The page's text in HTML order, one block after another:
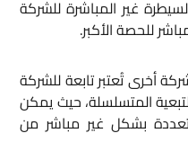
غير المباشرة للشركة
للحصة الأكبر.
أخرى تُعتبر تابعة للشركة
المتسلسلة، حيث يمكن
بشكل غير مباشر من